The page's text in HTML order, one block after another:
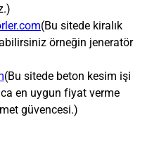
(Bu sitede kiralık
örneğin jeneratör
(Bu sitede beton kesim işi
en uygun fiyat verme
güvencesi.)